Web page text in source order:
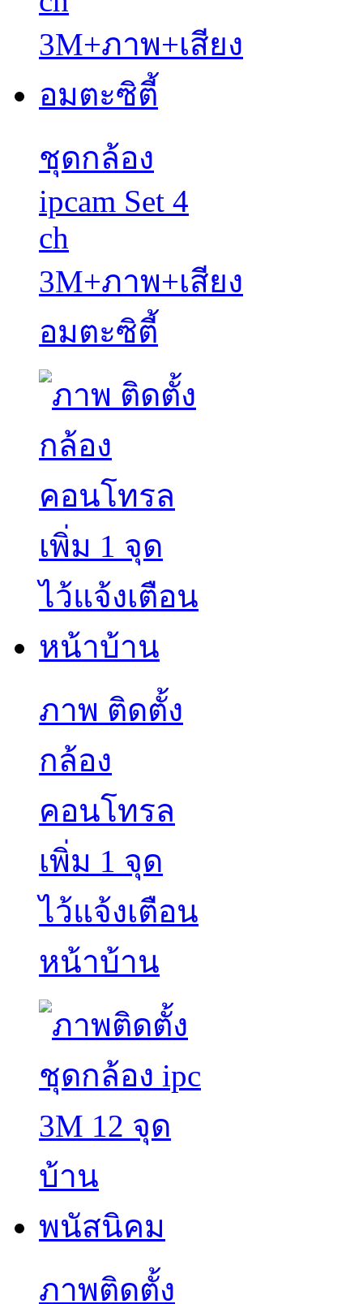
ชุดกล้อง
ipcam Set 4
ch
3M+ภาพ+เสียง
อมตะซิตี้
ภาพ ติดตั้ง
กล้อง
คอนโทรล
เพิ่ม 1 จุด
ไว้แจ้งเตือน
หน้าบ้าน
ภาพติดตั้ง